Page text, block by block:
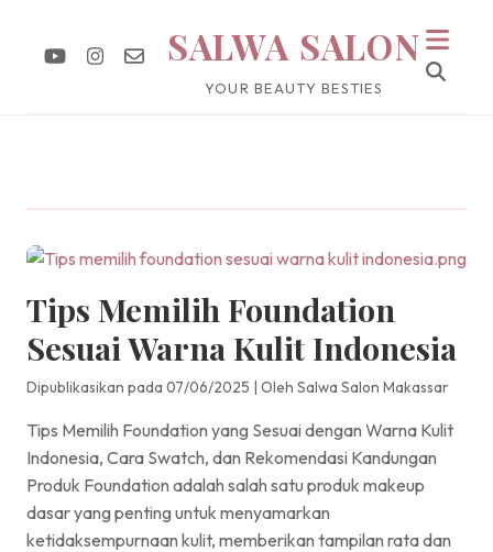
SALWA SALON
YOUR BEAUTY BESTIES
Tips Memilih Foundation
Sesuai Warna Kulit Indonesia
Dipublikasikan pada 07/06/2025 | Oleh Salwa Salon Makassar
Tips Memilih Foundation yang Sesuai dengan Warna Kulit
Indonesia, Cara Swatch, dan Rekomendasi Kandungan
Produk Foundation adalah salah satu produk makeup
dasar yang penting untuk menyamarkan
ketidaksempurnaan kulit, memberikan tampilan rata dan